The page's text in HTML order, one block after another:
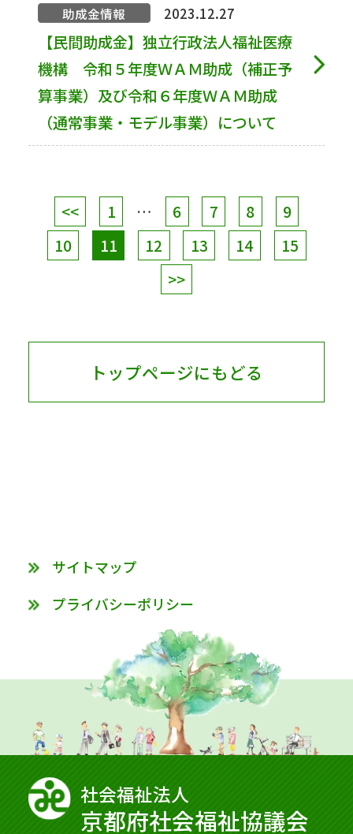
助成金情報 2023.12.27
【民間助成金】独立行政法人福祉医療
機構 令和５年度ＷＡＭ助成（補正予
算事業）及び令和６年度ＷＡＭ助成
（通常事業・モデル事業）について
<< 1 … 6 7 8
9
10
11 12 13 14
15
>>
トップページにもどる
サイトマップ
プライバシーポリシー
社会福祉法⼈
京都府社会福祉協議会